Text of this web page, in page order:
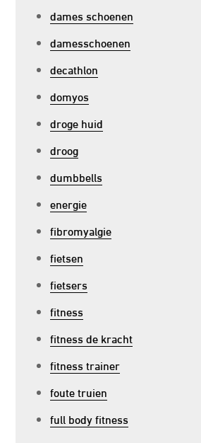
dames schoenen
damesschoenen
decathlon
domyos
droge huid
droog
dumbbells
energie
fibromyalgie
fietsen
fietsers
fitness
fitness de kracht
fitness trainer
foute truien
full body fitness